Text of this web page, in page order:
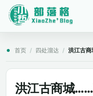
首页 / 四处溜达 / 洪江古
洪江古商城